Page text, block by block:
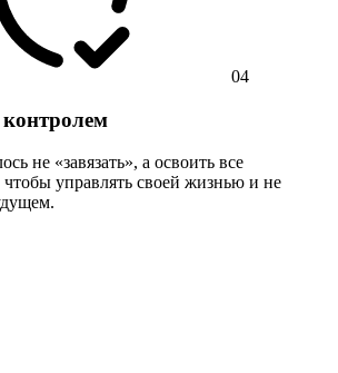
04
не «завязать», а освоить все
управлять своей жизнью и не